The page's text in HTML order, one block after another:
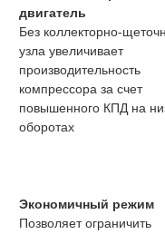
двигатель
Без коллекторно-
узла увеличивает
производительность
компрессора за счет
повышенного КПД на
оборотах
Экономичный режим
Позволяет ограничить